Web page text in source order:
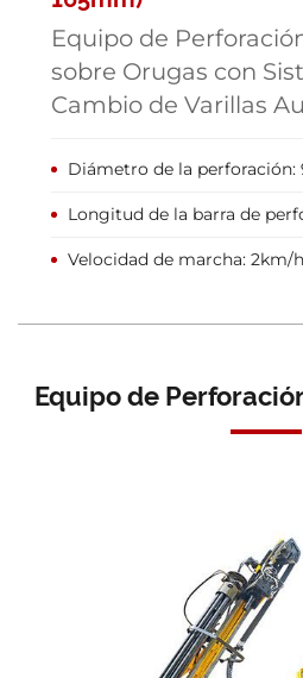
Equipo de
sobre Orugas con
Cambio de Varillas
Diámetro de la perforación:
Longitud de la barra de
Velocidad de marcha: 2km/
Equipo de